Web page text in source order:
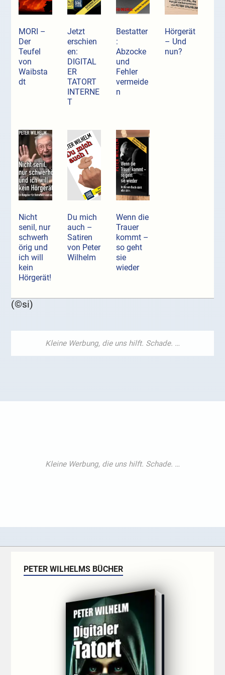
MORI –
Der
Teufel
von
Waibsta
dt
Jetzt
erschien
en:
DIGITAL
ER
TATORT
INTERNE
T
Bestatter
:
Abzocke
und
Fehler
vermeide
n
Hörgerät
– Und
nun?
Nicht
senil, nur
schwerh
örig und
ich will
kein
Hörgerät!
Du mich
auch –
Satiren
von Peter
Wilhelm
Wenn die
Trauer
kommt –
so geht
sie
wieder
(©si)
PETER WILHELMS BÜCHER